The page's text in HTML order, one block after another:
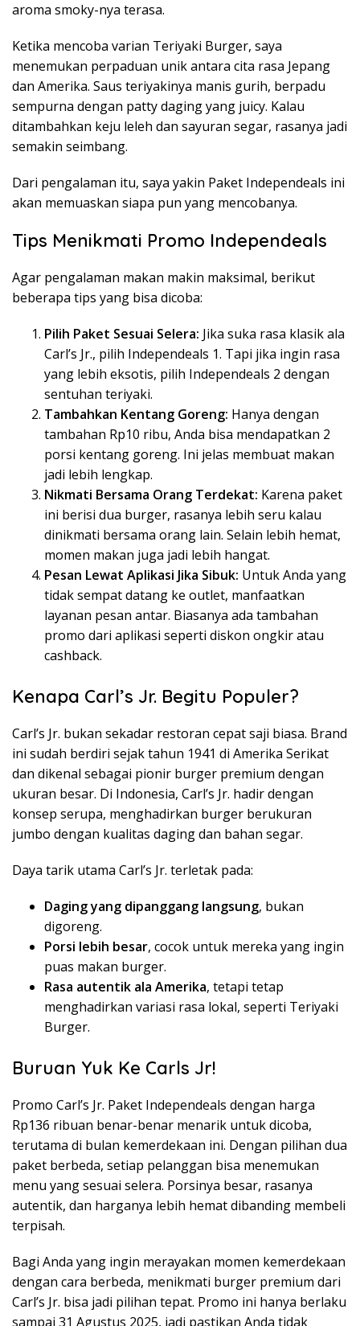
aroma smoky-nya terasa.
Ketika mencoba varian Teriyaki Burger, saya
menemukan perpaduan unik antara cita rasa Jepang
dan Amerika. Saus teriyakinya manis gurih, berpadu
sempurna dengan patty daging yang juicy. Kalau
ditambahkan keju leleh dan sayuran segar, rasanya jadi
semakin seimbang.
Dari pengalaman itu, saya yakin Paket Independeals ini
akan memuaskan siapa pun yang mencobanya.
Tips Menikmati Promo Independeals
Agar pengalaman makan makin maksimal, berikut
beberapa tips yang bisa dicoba:
Pilih Paket Sesuai Selera: Jika suka rasa klasik ala
Carl’s Jr., pilih Independeals 1. Tapi jika ingin rasa
yang lebih eksotis, pilih Independeals 2 dengan
sentuhan teriyaki.
Tambahkan Kentang Goreng: Hanya dengan
tambahan Rp10 ribu, Anda bisa mendapatkan 2
porsi kentang goreng. Ini jelas membuat makan
jadi lebih lengkap.
Nikmati Bersama Orang Terdekat: Karena paket
ini berisi dua burger, rasanya lebih seru kalau
dinikmati bersama orang lain. Selain lebih hemat,
momen makan juga jadi lebih hangat.
Pesan Lewat Aplikasi Jika Sibuk: Untuk Anda yang
tidak sempat datang ke outlet, manfaatkan
layanan pesan antar. Biasanya ada tambahan
promo dari aplikasi seperti diskon ongkir atau
cashback.
Kenapa Carl’s Jr. Begitu Populer?
Carl’s Jr. bukan sekadar restoran cepat saji biasa. Brand
ini sudah berdiri sejak tahun 1941 di Amerika Serikat
dan dikenal sebagai pionir burger premium dengan
ukuran besar. Di Indonesia, Carl’s Jr. hadir dengan
konsep serupa, menghadirkan burger berukuran
jumbo dengan kualitas daging dan bahan segar.
Daya tarik utama Carl’s Jr. terletak pada:
Daging yang dipanggang langsung, bukan
digoreng.
Porsi lebih besar, cocok untuk mereka yang ingin
puas makan burger.
Rasa autentik ala Amerika, tetapi tetap
menghadirkan variasi rasa lokal, seperti Teriyaki
Burger.
Buruan Yuk Ke Carls Jr!
Promo Carl’s Jr. Paket Independeals dengan harga
Rp136 ribuan benar-benar menarik untuk dicoba,
terutama di bulan kemerdekaan ini. Dengan pilihan dua
paket berbeda, setiap pelanggan bisa menemukan
menu yang sesuai selera. Porsinya besar, rasanya
autentik, dan harganya lebih hemat dibanding membeli
terpisah.
Bagi Anda yang ingin merayakan momen kemerdekaan
dengan cara berbeda, menikmati burger premium dari
Carl’s Jr. bisa jadi pilihan tepat. Promo ini hanya berlaku
sampai 31 Agustus 2025, jadi pastikan Anda tidak